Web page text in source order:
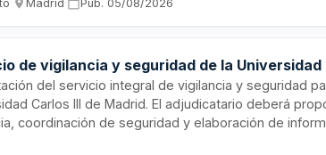
· Madrid· Pub. 05/08/2026
de vigilancia y seguridad de la Universidad
del servicio integral de vigilancia y seguridad
Carlos III de Madrid. El adjudicatario deberá
coordinación de seguridad y elaboración de